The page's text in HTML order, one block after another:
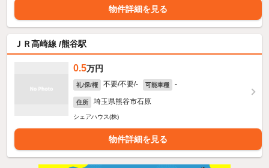
物件詳細を見る
ＪＲ高崎線 /熊谷駅
0.5万円
礼/保/権 不要/不要/- 可能車種 -
住所 埼玉県熊谷市石原
シェアハウス(株)
物件詳細を見る